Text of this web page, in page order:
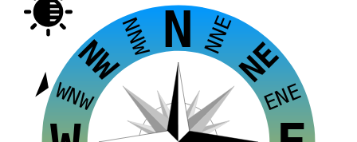
N
NW NE
NNE
ENE
WNW
NNW